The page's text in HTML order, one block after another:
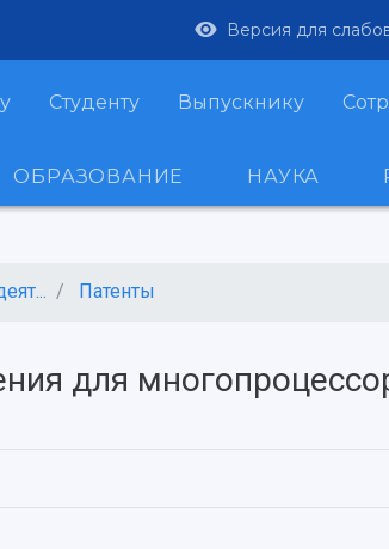
Версия для
Студенту Выпускнику
ОБРАЗОВАНИЕ НАУКА
Патенты
для